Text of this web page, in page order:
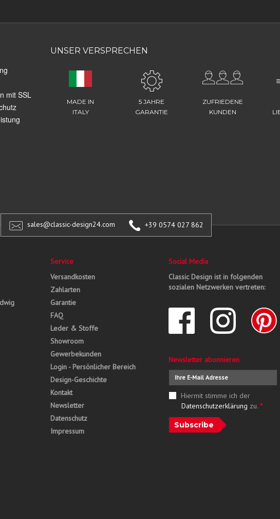
mit SSL
UNSER VERSPRECHEN
MADE IN
ITALY
5 JAHRE
GARANTIE
ZUFRIEDENE
KUNDEN
sales@classic-design24.com +39 0574 027 862
Service
Versandkosten
Zahlarten
Garantie
FAQ
Leder & Stoffe
Showroom
Gewerbekunden
Login - Persönlicher Bereich
Design-Geschichte
Kontakt
Newsletter
Datenschutz
Impressum
Social Media
Classic Design ist in folgenden
sozialen Netzwerken vertreten:
Newsletter abonnieren
Hiermit stimme ich der
Datenschutzerklärung zu. *
Subscribe